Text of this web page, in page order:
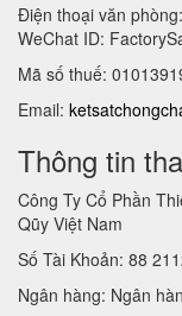
Điện thoại văn
WeChat ID:
Mã số thuế:
Email:
Thông tin
Công Ty Cổ Phần
Qũy Việt Nam
Số Tài Khoản: 88
Ngân hàng: Ngân